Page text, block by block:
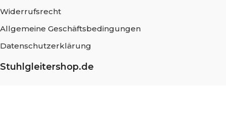
Widerrufsrecht
Allgemeine Geschäftsbedingungen
Datenschutzerklärung
Stuhlgleitershop.de